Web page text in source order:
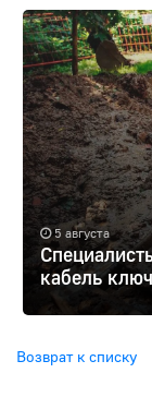
5 августа
кабель
Возврат к списку